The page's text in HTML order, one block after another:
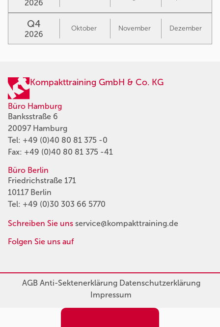
2026
Q4
2026
Oktober November Dezember
Kompakttraining GmbH & Co. KG
Büro Hamburg
Banksstraße 6
20097 Hamburg
Tel: +49 (0)40 80 81 375 -0
Fax: +49 (0)40 80 81 375 -41
Büro Berlin
Friedrichstraße 171
10117 Berlin
Tel: +49 (0)30 303 66 5770
Schreiben Sie uns service@kompakttraining.de
Folgen Sie uns auf
AGBAnti-SektenerklärungDatenschutzerklärung
Impressum